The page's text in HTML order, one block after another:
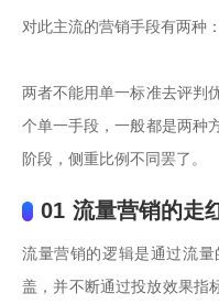
对此主流的营销手段有两种
两者不能用单一标准去评判
个单一手段，一般都是两种
01 流量营销的走
流量营销的逻辑是通过流
盖，并不断通过投放效果指